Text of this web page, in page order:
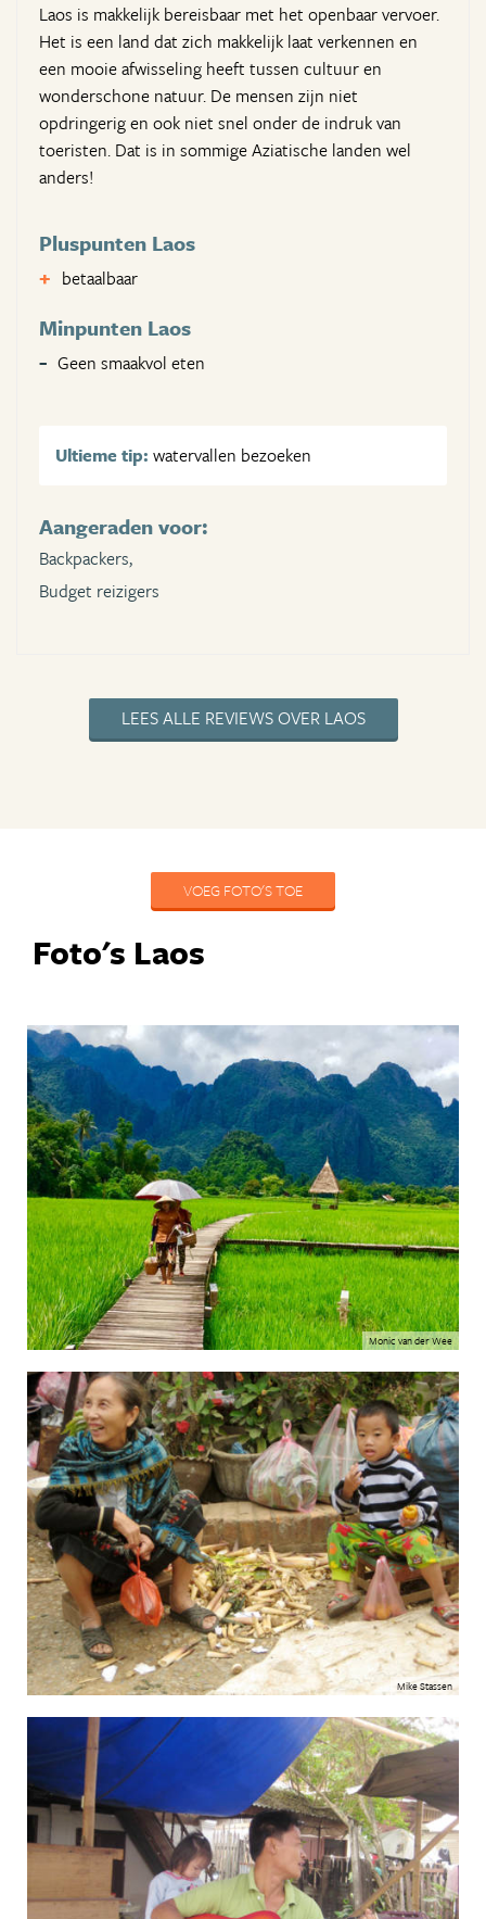
Laos is makkelijk bereisbaar met het openbaar vervoer.
Het is een land dat zich makkelijk laat verkennen en
een mooie afwisseling heeft tussen cultuur en
wonderschone natuur. De mensen zijn niet
opdringerig en ook niet snel onder de indruk van
toeristen. Dat is in sommige Aziatische landen wel
anders!
Pluspunten Laos
betaalbaar
Minpunten Laos
Geen smaakvol eten
Ultieme tip: watervallen bezoeken
Aangeraden voor:
Backpackers,
Budget reizigers
LEES ALLE REVIEWS OVER LAOS
VOEG FOTO'S TOE
Foto's Laos
Monic van der Wee
Mike Stassen